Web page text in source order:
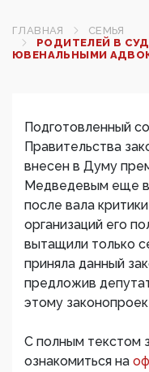
ГЛАВНАЯ
СЕМЬЯ
РОДИТЕЛЕЙ В
ЮВЕНАЛЬНЫМИ
Подготовленный
Правительства
внесен в Думу
Медведевым еще в
после вала
организаций его
вытащили только
приняла данный
предложив
этому
С полным текстом
ознакомиться на